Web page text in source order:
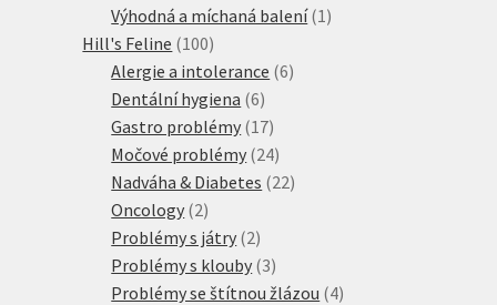
produkty
Výhodná a míchaná balení 1 1
Hill's Feline 100100
produktů
Alergie a intolerance 66
Dentální hygiena 66
produktů
Gastro problémy 1717
produktů
Močové problémy 2424
produktů
Nadváha & Diabetes 2222
Oncology 22
produkty
Problémy s játry 22
produkty
Problémy s klouby 33
produkty
Problémy se štítnou žlázou 44